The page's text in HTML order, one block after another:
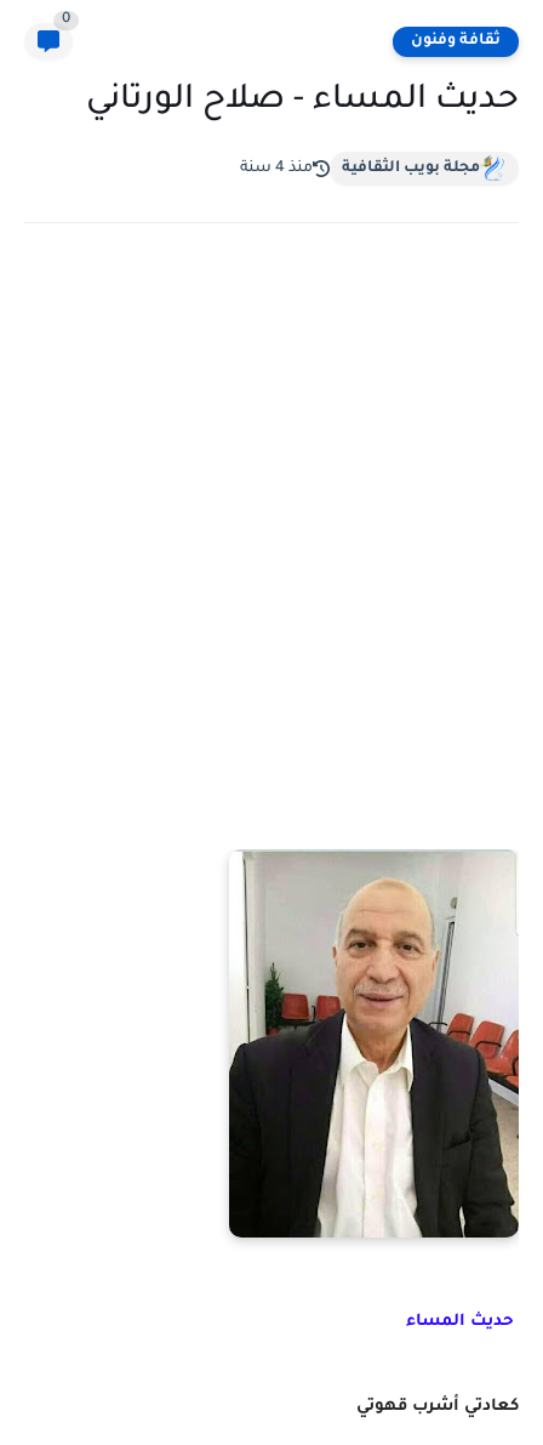
ثقافة وفنون
0
حديث المساء - صلاح الورتاني
مجلة بويب الثقافية منذ 4 سنة
حديث المساء
كعادتي أشرب قهوتي